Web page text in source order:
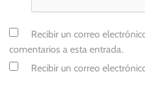
Recibir un correo
comentarios a esta entrada.
Recibir un correo